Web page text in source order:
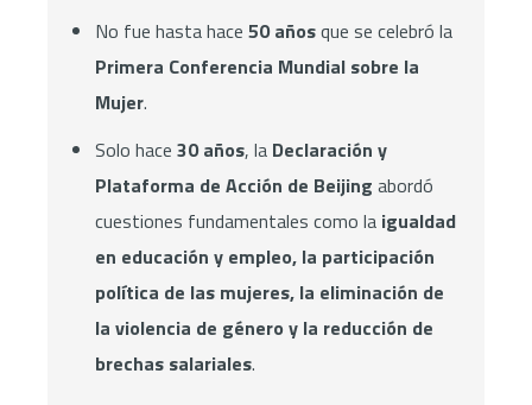
No fue hasta hace 50 añosque se celebró la
Primera Conferencia Mundial sobre la
Mujer.
Solo hace 30 años, la Declaración y
Plataforma de Acción de Beijing abordó
cuestiones fundamentales como la igualdad
en educación y empleo, la participación
política de las mujeres, la eliminación de
la violencia de género y la reducción de
brechas salariales.